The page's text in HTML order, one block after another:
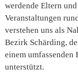
werdende Eltern
Veranstaltungen
verstehen uns als
Bezirk Schärding,
einem
unterstützt.